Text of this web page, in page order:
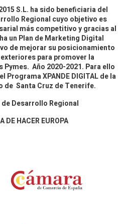
2015 S.L. ha sido beneficiaria del
Regional cuyo objetivo es
más competitivo y gracias al
un Plan de Marketing Digital
de mejorar su posicionamiento
para promover la
Año 2020-2021. Para ello
Programa XPANDE DIGITAL de la
de Santa Cruz de Tenerife.
Desarrollo Regional
DE HACER EUROPA